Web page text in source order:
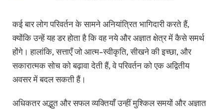
कई बार लोग परिवर्तन के सामने अनियांत्रित भागिदारी करते हैं,
क्योंकि उन्हें यह डर होता है कि वह नये और अज्ञात क्षेत्र में कैसे समर्थ
होंगे। हालांकि, सत्ताएँ जो आत्म-स्वीकृति, सीखने की इच्छा, और
सकारात्मक सोच को बढ़ावा देती हैं, वे परिवर्तन को एक अद्वितीय
अवसर में बदल सकती हैं।
अधिकतर अद्भुत और सफल व्यक्तियाँ उन्हीं मुश्किल समयों और अज्ञात